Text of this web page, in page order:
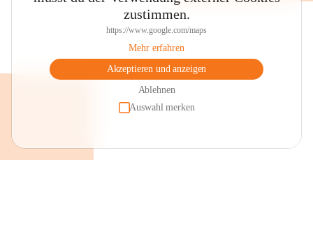
zustimmen.
https://www.google.com/maps
Mehr erfahren
Akzeptieren und anzeigen
Ablehnen
Auswahl merken